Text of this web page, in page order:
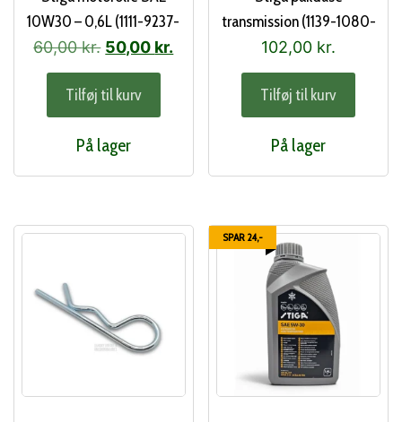
10W30 – 0,6L (1111-9237-
01)
60,00kr. Den
oprindelige
pris
var:
60,00 kr..
50,00 kr.
Tilføj til kurv
På lager
transmission (1139-1080-
01)
102,00 kr.
Tilføj til kurv
På lager
SPAR 24,-